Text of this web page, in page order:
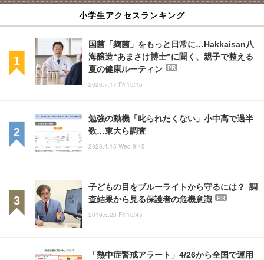
小学生アクセスランキング
国菌「麹菌」をもっと日常に…Hakkaisan八
海醸造“あまさけ博士”に聞く、親子で整える
夏の健康ルーティン
PR
2026.7.17 Fri 10:15
勉強の動機「叱られたくない」小中高で過半
数…東大ら調査
2026.4.15 Wed 9:45
子どもの目をブルーライトから守るには？ 調
査結果から見る保護者の危機意識
PR
2019.6.28 Fri 10:45
「熱中症警戒アラート」4/26から全国で運用